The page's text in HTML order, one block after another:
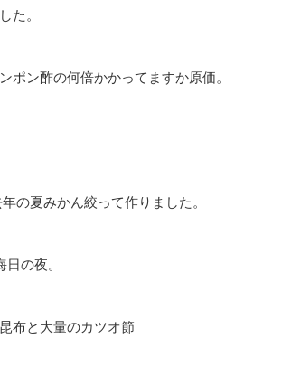
た。
ポン酢の何倍かかってますか原価。
の夏みかん絞って作りました。
の夜。
布と大量のカツオ節